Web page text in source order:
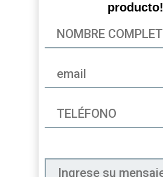
producto!